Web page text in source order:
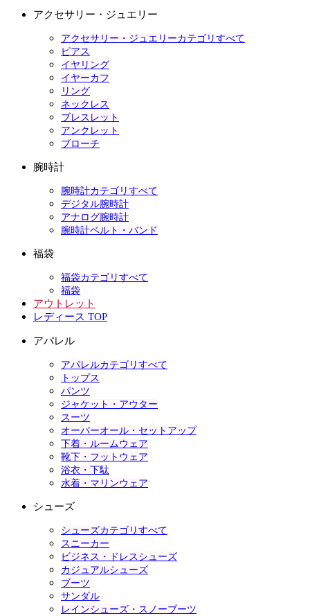
アクセサリー・ジュエリー
アクセサリー・ジュエリーカテゴリすべて
ピアス
イヤリング
イヤーカフ
リング
ネックレス
ブレスレット
アンクレット
ブローチ
腕時計
腕時計カテゴリすべて
デジタル腕時計
アナログ腕時計
腕時計ベルト・バンド
福袋
福袋カテゴリすべて
福袋
アウトレット
レディース TOP
アパレル
アパレルカテゴリすべて
トップス
パンツ
ジャケット・アウター
スーツ
オーバーオール・セットアップ
下着・ルームウェア
靴下・フットウェア
浴衣・下駄
水着・マリンウェア
シューズ
シューズカテゴリすべて
スニーカー
ビジネス・ドレスシューズ
カジュアルシューズ
ブーツ
サンダル
レインシューズ・スノーブーツ